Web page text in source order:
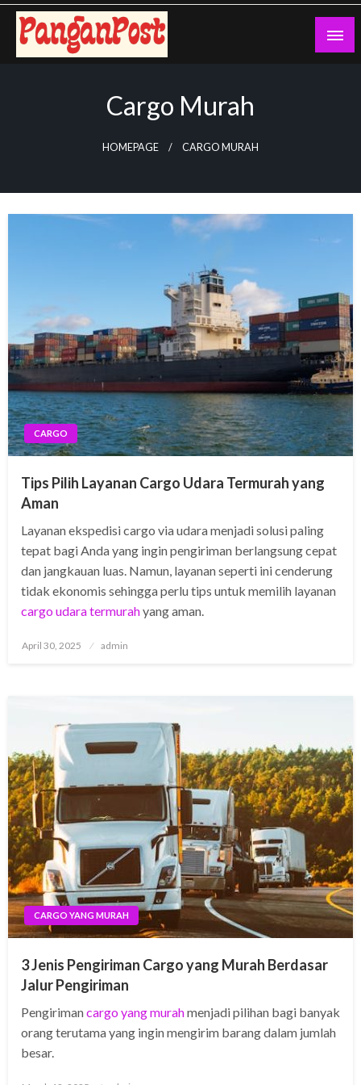
Skip
content
Cargo Murah
HOMEPAGE CARGO MURAH
CARGO
Tips Pilih Layanan Cargo Udara Termurah yang
Aman
Layanan ekspedisi cargo via udara menjadi solusi paling
tepat bagi Anda yang ingin pengiriman berlangsung cepat
dan jangkauan luas. Namun, layanan seperti ini cenderung
tidak ekonomis sehingga perlu tips untuk memilih layanan
cargo udara termurahyang aman.
Posted
April 30, 2025 admin
CARGO YANG MURAH
3 Jenis Pengiriman Cargo yang Murah Berdasar
Jalur Pengiriman
Pengirimancargo yang murahmenjadi pilihan bagi banyak
orang terutama yang ingin mengirim barang dalam jumlah
besar.